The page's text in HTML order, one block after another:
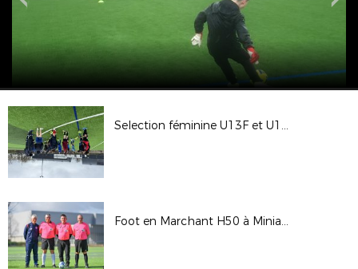
Selection féminine U13F et U14F
Foot en Marchant H50 à Miniac Morvan (35)